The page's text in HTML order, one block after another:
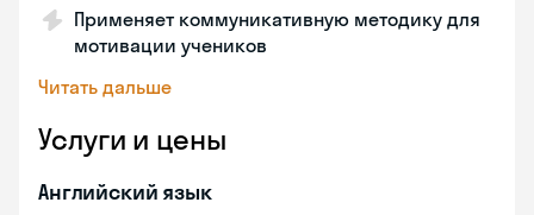
Применяет коммуникативную методику для
мотивации учеников
Читать дальше
Услуги и цены
Английский язык